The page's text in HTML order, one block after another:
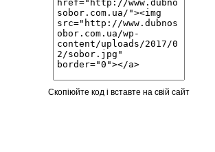
Скопіюйте код і вставте на свій сайт